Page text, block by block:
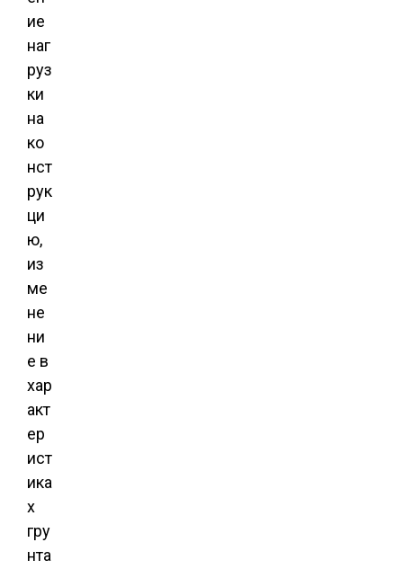
ие
наг
руз
ки
на
ко
нст
рук
ци
ю,
из
ме
не
ни
е в
хар
акт
ер
ист
ика
х
гру
нта